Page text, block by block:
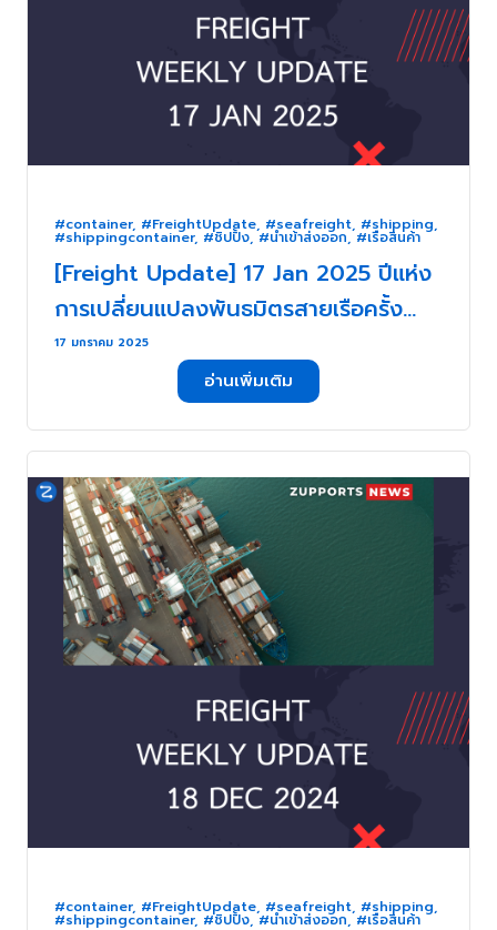
#container, #FreightUpdate, #seafreight, #shipping,
#shippingcontainer, #ชิปปิ้ง,#นำเข้าส่งออก,#เรือสินค้า
[Freight Update] 17 Jan 2025 ปีแห่ง
การเปลี่ยนแปลงพันธมิตรสายเรือครั้ง
ใหญ่ . . .
17 มกราคม 2025
อ่านเพิ่มเติม
#container, #FreightUpdate, #seafreight, #shipping,
#shippingcontainer, #ชิปปิ้ง,#นำเข้าส่งออก,#เรือสินค้า